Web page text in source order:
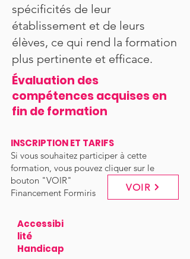
spécificités de leur
établissement et de leurs
élèves, ce qui rend la formation
plus pertinente et efficace.
Évaluation des
compétences acquises en
fin de formation
INSCRIPTION ET TARIFS
Si vous souhaitez participer à cette
formation, vous pouvez cliquer sur le
bouton "VOIR"
Financement Formiris
VOIR
Accessibi
lité
Handicap